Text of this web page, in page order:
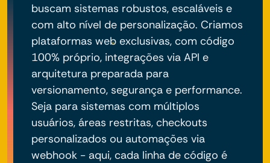
buscam sistemas robustos, escaláveis e
com alto nível de personalização. Criamos
plataformas web exclusivas, com código
100% próprio, integrações via API e
arquitetura preparada para
versionamento, segurança e performance.
Seja para sistemas com múltiplos
usuários, áreas restritas, checkouts
personalizados ou automações via
webhook - aqui, cada linha de código é